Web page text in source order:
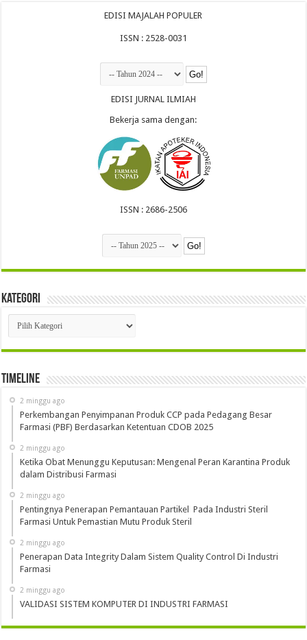
EDISI MAJALAH POPULER
ISSN : 2528-0031
EDISI JURNAL ILMIAH
Bekerja sama dengan:
ISSN : 2686-2506
Kategori
Kategori
Timeline
2 minggu ago
Perkembangan Penyimpanan Produk CCP pada Pedagang Besar
Farmasi (PBF) Berdasarkan Ketentuan CDOB 2025
2 minggu ago
Ketika Obat Menunggu Keputusan: Mengenal Peran Karantina Produk
dalam Distribusi Farmasi
2 minggu ago
Pentingnya Penerapan Pemantauan Partikel Pada Industri Steril
Farmasi Untuk Pemastian Mutu Produk Steril
2 minggu ago
Penerapan Data Integrity Dalam Sistem Quality Control Di Industri
Farmasi
2 minggu ago
VALIDASI SISTEM KOMPUTER DI INDUSTRI FARMASI